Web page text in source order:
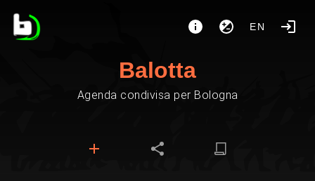
EN
Balotta
Agenda condivisa per Bologna